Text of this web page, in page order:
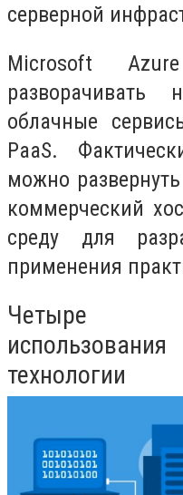
серверной
Microsoft
облачные
PaaS.
можно
коммерческий
среду для
применения
Четыре
технологии